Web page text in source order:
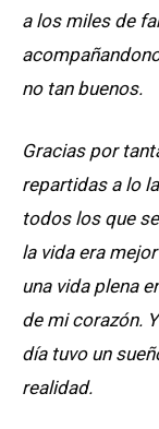
a los miles de
no tan buenos.
Gracias por
repartidas a lo
todos los que
la vida era
una vida plena
de mi corazón.
día tuvo un
realidad.